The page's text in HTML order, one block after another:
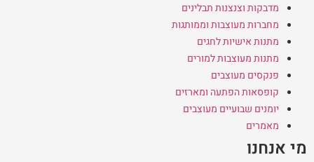
מדבקות וצנצנות תבלינים
מחברות מעוצבות וממותגות
מתנות אישיות לחגים
מתנות מעוצבות למורים
פנקסים מעוצבים
קופסאות הפתעה ומארזים
יומנים שבועיים מעוצבים
מאמרים
מי אנחנו